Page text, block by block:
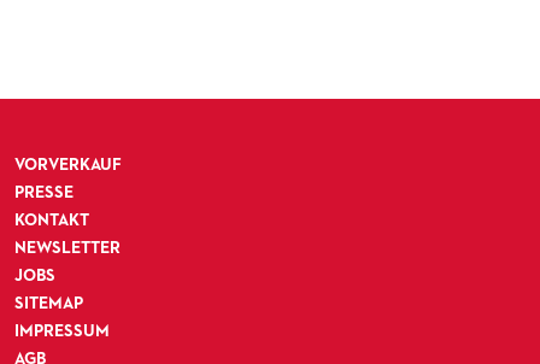
PUBLIKATIONEN
VERMIETUNGEN
ZUKUNFT UND HISTORIE DER STÄDTISCHEN BÜHNEN
OPERN-ABOS: GÜNSTIG, FLEXIBEL, EXKLUSIV
PARTNER­ WERDEN
SPENDEN
KOOPERATIONEN
VORVERKAUF
PRESSE
KONTAKT
NEWSLETTER
JOBS
SITEMAP
IMPRESSUM
AGB